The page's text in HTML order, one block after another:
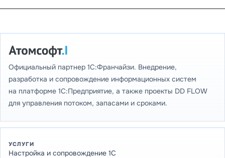
Официальный партнер 1С:Франчайзи. Внедрение,
разработка и сопровождение информационных систем
на платформе 1С:Предприятие, а также проекты DD FLOW
для управления потоком, запасами и сроками.
УСЛУГИ
Настройка и сопровождение 1С